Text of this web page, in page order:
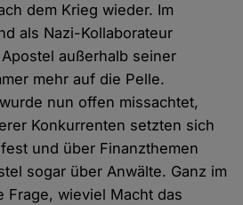
dem Krieg wieder. Im
als Nazi-Kollaborateur
außerhalb seiner
mehr auf die Pelle.
nun offen missachtet,
Konkurrenten setzten sich
und über Finanzthemen
sogar über Anwälte. Ganz im
Frage, wieviel Macht das